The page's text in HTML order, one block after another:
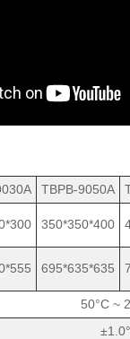
TBPB-9050A
350*350*400
695*635*635
50°C ~